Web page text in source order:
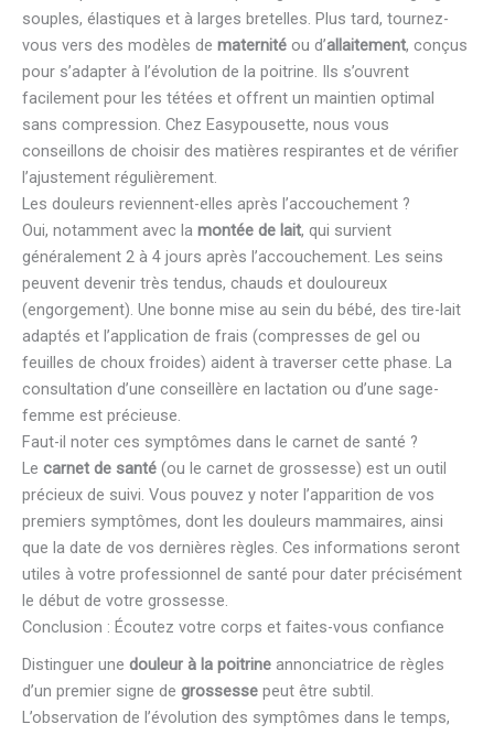
souples, élastiques et à larges bretelles. Plus tard, tournez-
vous vers des modèles de maternité ou d’allaitement, conçus
pour s’adapter à l’évolution de la poitrine. Ils s’ouvrent
facilement pour les tétées et offrent un maintien optimal
sans compression. Chez Easypousette, nous vous
conseillons de choisir des matières respirantes et de vérifier
l’ajustement régulièrement.
Les douleurs reviennent-elles après l’accouchement ?
Oui, notamment avec la montée de lait, qui survient
généralement 2 à 4 jours après l’accouchement. Les seins
peuvent devenir très tendus, chauds et douloureux
(engorgement). Une bonne mise au sein du bébé, des tire-lait
adaptés et l’application de frais (compresses de gel ou
feuilles de choux froides) aident à traverser cette phase. La
consultation d’une conseillère en lactation ou d’une sage-
femme est précieuse.
Faut-il noter ces symptômes dans le carnet de santé ?
Le carnet de santé (ou le carnet de grossesse) est un outil
précieux de suivi. Vous pouvez y noter l’apparition de vos
premiers symptômes, dont les douleurs mammaires, ainsi
que la date de vos dernières règles. Ces informations seront
utiles à votre professionnel de santé pour dater précisément
le début de votre grossesse.
Conclusion : Écoutez votre corps et faites-vous confiance
Distinguer une douleur à la poitrine annonciatrice de règles
d’un premier signe de grossesse peut être subtil.
L’observation de l’évolution des symptômes dans le temps,